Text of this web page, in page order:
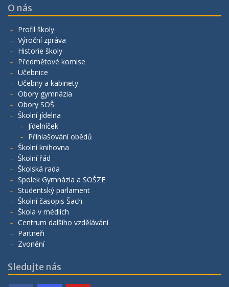
O nás
Profil školy
Výroční zpráva
Historie školy
Předmětové komise
Učebnice
Učebny a kabinety
Obory gymnázia
Obory SOŠ
Školní jídelna
Jídelníček
Přihlašování obědů
Školní knihovna
Školní řád
Školská rada
Spolek Gymnázia a SOŠZE
Studentský parlament
Školní časopis Šach
Škola v médiích
Centrum dalšího vzdělávání
Partneři
Zvonění
Sledujte nás